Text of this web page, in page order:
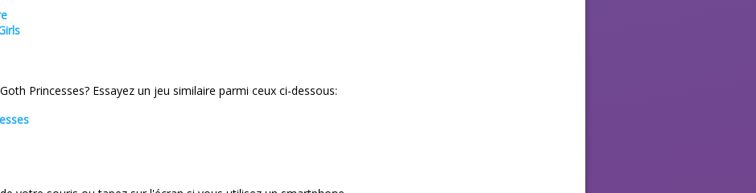
Princesses? Essayez un jeu similaire parmi ceux ci-dessous: